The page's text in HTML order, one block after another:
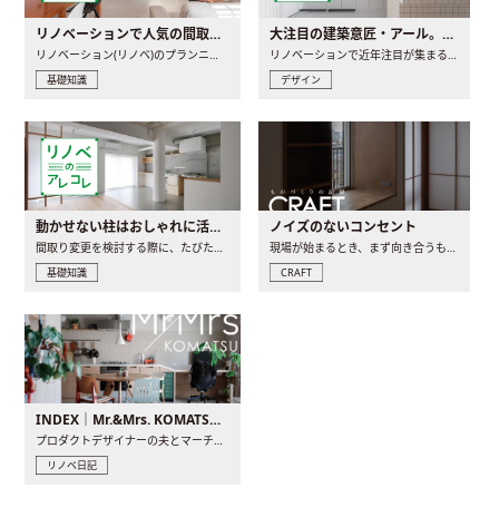
リノベーションで人気の間取りとは？トレンドの間取りと実例を徹底解説
リノベーション(リノベ)のプランニングで一番最初に決めるのは..
基礎知識
大注目の建築意匠・アール。人気の理由と空間に取り入れるポイント
リノベーションで近年注目が集まる建築意匠の一つであるアール..
デザイン
動かせない柱はおしゃれに活用！柱を魅せるリノベーション(リノベ)4選
間取り変更を検討する際に、たびたび皆さんの頭を悩ませる動か..
基礎知識
ノイズのないコンセント
現場が始まるとき、まず向き合うものの一つがコンセントです..
CRAFT
INDEX｜Mr.&Mrs. KOMATSU renovation diary
プロダクトデザイナーの夫とマーチャンダイザーの妻が、夫婦で..
リノベ日記